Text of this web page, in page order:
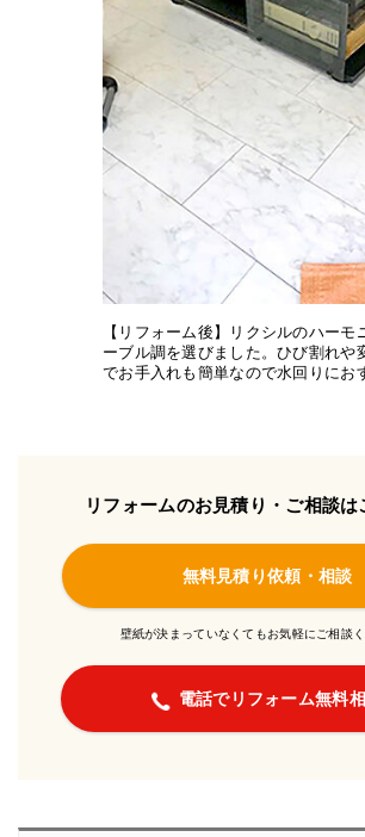
【リフォーム後】リクシルのハーモ
ーブル調を選びました。ひび割れや
でお手入れも簡単なので水回りにお
リフォームのお見積り・ご相談は
無料見積り依頼・相談
壁紙が決まっていなくてもお気軽にご相談く
電話でリフォーム無料